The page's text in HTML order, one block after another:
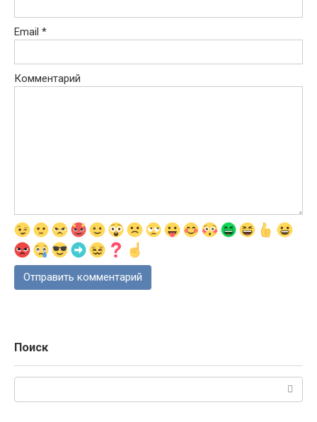
Email *
Комментарий
Поиск